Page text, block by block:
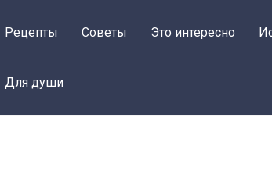
Рецепты Советы Это интересно
Для души